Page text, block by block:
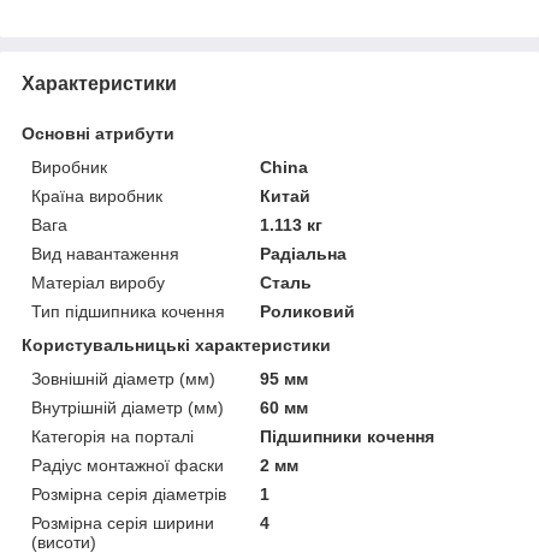
Характеристики
Основні атрибути
Виробник
China
Країна виробник
Китай
Вага
1.113 кг
Вид навантаження
Радіальна
Матеріал виробу
Сталь
Тип підшипника кочення
Роликовий
Користувальницькі характеристики
Зовнішній діаметр (мм)
95 мм
Внутрішній діаметр (мм)
60 мм
Категорія на порталі
Підшипники кочення
Радіус монтажної фаски
2 мм
Розмірна серія діаметрів
1
Розмірна серія ширини
(висоти)
4